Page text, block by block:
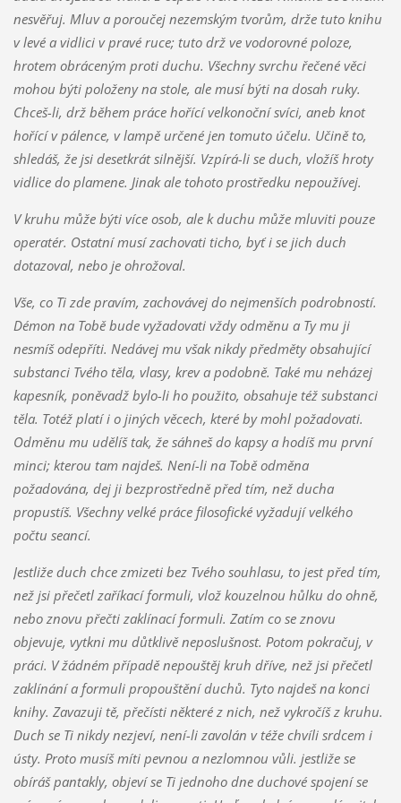
nesvěřuj. Mluv a poroučej nezemským tvorům, drže tuto knihu
v levé a vidlici v pravé ruce; tuto drž ve vodorovné poloze,
hrotem obráceným proti duchu. Všechny svrchu řečené věci
mohou býti položeny na stole, ale musí býti na dosah ruky.
Chceš-li, drž během práce hořící velkonoční svíci, aneb knot
hořící v pálence, v lampě určené jen tomuto účelu. Učině to,
shledáš, že jsi desetkrát silnější. Vzpírá-li se duch, vložíš hroty
vidlice do plamene. Jinak ale tohoto prostředku nepoužívej.
V kruhu může býti více osob, ale k duchu může mluviti pouze
operatér. Ostatní musí zachovati ticho, byť i se jich duch
dotazoval, nebo je ohrožoval.
Vše, co Ti zde pravím, zachovávej do nejmenších podrobností.
Démon na Tobě bude vyžadovati vždy odměnu a Ty mu ji
nesmíš odepříti. Nedávej mu však nikdy předměty obsahující
substanci Tvého těla, vlasy, krev a podobně. Také mu neházej
kapesník, poněvadž bylo-li ho použito, obsahuje též substanci
těla. Totéž platí i o jiných věcech, které by mohl požadovati.
Odměnu mu udělíš tak, že sáhneš do kapsy a hodíš mu první
minci; kterou tam najdeš. Není-li na Tobě odměna
požadována, dej ji bezprostředně před tím, než ducha
propustíš. Všechny velké práce filosofické vyžadují velkého
počtu seancí.
Jestliže duch chce zmizeti bez Tvého souhlasu, to jest před tím,
než jsi přečetl zaříkací formuli, vlož kouzelnou hůlku do ohně,
nebo znovu přečti zaklínací formuli. Zatím co se znovu
objevuje, vytkni mu důtklivě neposlušnost. Potom pokračuj, v
práci. V žádném případě nepouštěj kruh dříve, než jsi přečetl
zaklínání a formuli propouštění duchů. Tyto najdeš na konci
knihy. Zavazuji tě, přečísti některé z nich, než vykročíš z kruhu.
Duch se Ti nikdy nezjeví, není-li zavolán v téže chvíli srdcem i
ústy. Proto musíš míti pevnou a nezlomnou vůli. jestliže se
obíráš pantakly, objeví se Ti jednoho dne duchové spojení se